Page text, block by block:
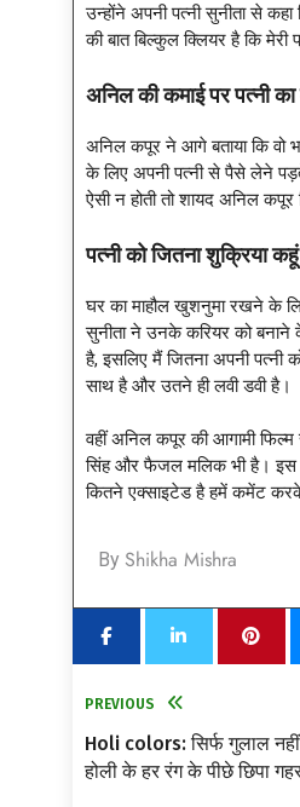
उन्होंने अपनी पत्नी सुनीता से
की बात बिल्कुल क्लियर है कि
अनिल की कमाई पर पत्नी
अनिल कपूर ने आगे बताया कि वो
के लिए अपनी पत्नी से पैसे लेने
ऐसी न होती तो शायद अनिल
पत्नी को जितना शुक्रिया कहूं
घर का माहौल खुशनुमा रखने के
सुनीता ने उनके करियर को बनाने
है, इसलिए मैं जितना अपनी पत्नी
साथ है और उतने ही लवी डवी है।
वहीं अनिल कपूर की आगामी फिल्म
सिंह और फैजल मलिक भी है। इस
कितने एक्साइटेड है हमें कमेंट
By Shikha Mishra
PREVIOUS
Holi colors: सिर्फ गुलाल
होली के हर रंग के पीछे छिपा